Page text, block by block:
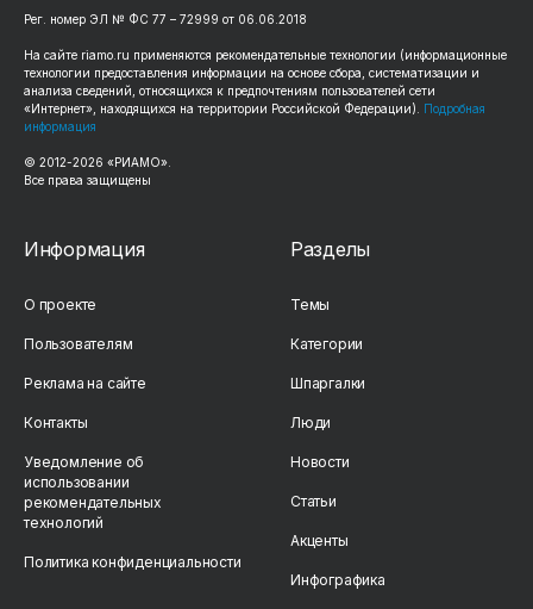
Рег. номер ЭЛ № ФС 77 – 72999 от 06.06.2018
На сайте riamo.ru применяются рекомендательные технологии (информационные
технологии предоставления информации на основе сбора, систематизации и
анализа сведений, относящихся к предпочтениям пользователей сети
«Интернет», находящихся на территории Российской Федерации). Подробная
информация
© 2012-2026 «РИАМО».
Все права защищены
Информация
О проекте
Пользователям
Реклама на сайте
Контакты
Уведомление об
использовании
рекомендательных
технологий
Политика конфиденциальности
Разделы
Темы
Категории
Шпаргалки
Люди
Новости
Статьи
Акценты
Инфографика